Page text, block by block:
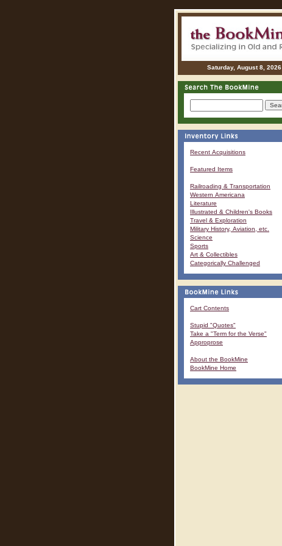
Saturday, August 8, 2026
Recent Acquisitions
Featured Items
Railroading & Transportation
Western Americana
Literature
Illustrated & Children's Books
Travel & Exploration
Military History, Aviation, etc.
Science
Sports
Art & Collectibles
Categorically Challenged
Cart Contents
Stupid "Quotes"
Take a "Term for the Verse"
Approprose
About the BookMine
BookMine Home